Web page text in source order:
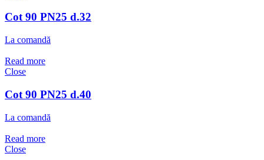
Cot 90 PN25 d.32
La comandă
Read more
Close
Cot 90 PN25 d.40
La comandă
Read more
Close